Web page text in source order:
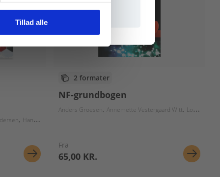
Tillad alle
Hans Marker
2 formater
NF-grundbogen
Anders Groesen Annemette Vestergaard Witt Lotte Jacobsen
Fra
65,00 KR.